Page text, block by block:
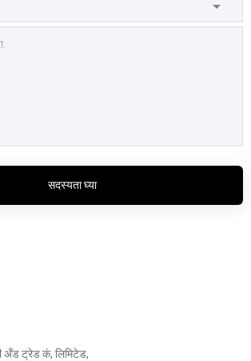
सदस्यता घ्या
अँड ट्रेड कं, लिमिटेड,